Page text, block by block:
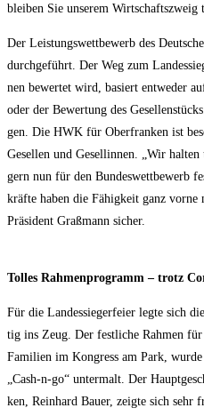
blei­ben Sie unse­rem Wirt­schafts­zweig
Der Leis­tungs­wett­be­werb des
durch­ge­führt. Der Weg zum
nen bewer­tet wird, basiert ent­we­der
oder der Bewer­tung des
gen. Die HWK für Ober­fran­ken ist
Gesel­len und Gesel­lin­nen. „Wir
gern nun für den Bun­des­wett­be­werb
kräf­te haben die Fähig­keit ganz
Prä­si­dent Graß­mann sicher.
Tol­les Rah­men­pro­gramm – trotz
Für die Lan­des­sie­ger­fei­er leg­te sich
tig ins Zeug. Der fest­li­che Rah­men
Fami­li­en im Kon­gress am Park,
„Cash-n-go“ unter­malt. Der
ken, Rein­hard Bau­er, zeig­te sich sehr